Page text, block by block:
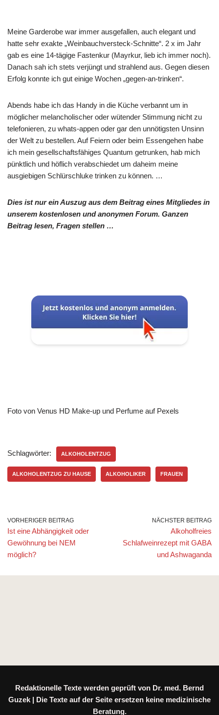
Meine Garderobe war immer ausgefallen, auch elegant und
hatte sehr exakte „Weinbauchversteck-Schnitte“. 2 x im Jahr
gab es eine 14-tägige Fastenkur (Mayrkur, lieb ich immer noch).
Danach sah ich stets verjüngt und strahlend aus. Gegen diesen
Erfolg konnte ich gut einige Wochen „gegen-an-trinken“.
Abends habe ich das Handy in die Küche verbannt um in
möglicher melancholischer oder wütender Stimmung nicht zu
telefonieren, zu whats-appen oder gar den unnötigsten Unsinn
der Welt zu bestellen. Auf Feiern oder beim Essengehen habe
ich mein gesellschaftsfähiges Quantum getrunken, hab mich
pünktlich und höflich verabschiedet um daheim meine
ausgiebigen Schlürschluke trinken zu können. …
Dies ist nur ein Auszug aus dem Beitrag eines Mitgliedes in
unserem kostenlosen und anonymen Forum. Ganzen
Beitrag lesen, Fragen stellen …
Foto von Venus HD Make-up und Perfume auf Pexels
Schlagwörter: ALKOHOLENTZUG
ALKOHOLENTZUG ZU HAUSE ALKOHOLIKER FRAUEN
VORHERIGER BEITRAG
Ist eine Abhängigkeit oder
Gewöhnung bei NEM
möglich?
NÄCHSTER BEITRAG
Alkoholfreies
Schlafweinrezept mit GABA
und Ashwaganda
Redaktionelle Texte werden geprüft von Dr. med. Bernd
Guzek | Die Texte auf der Seite ersetzen keine medizinische
Beratung.